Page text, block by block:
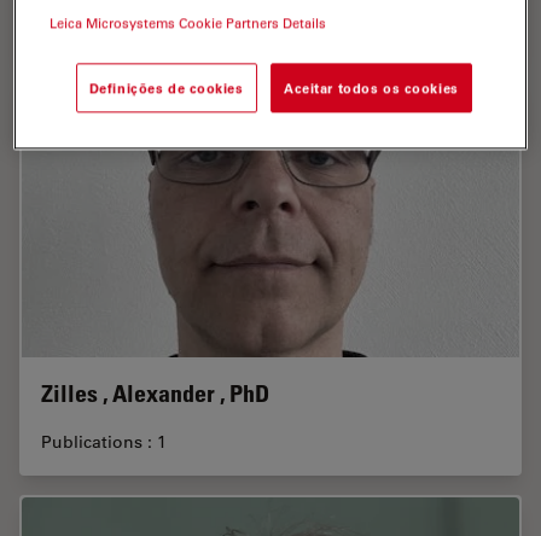
Publications : 0
Zilles , Alexander , PhD
Publications : 1
Leica Microsystems Cookie Partners Details
Definições de cookies Aceitar todos os cookies